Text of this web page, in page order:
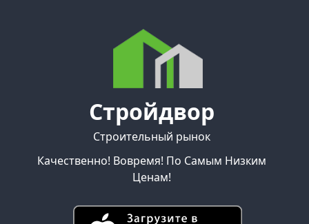
Стройдвор
Строительный рынок
Качественно! Вовремя! По Самым Низким
Ценам!